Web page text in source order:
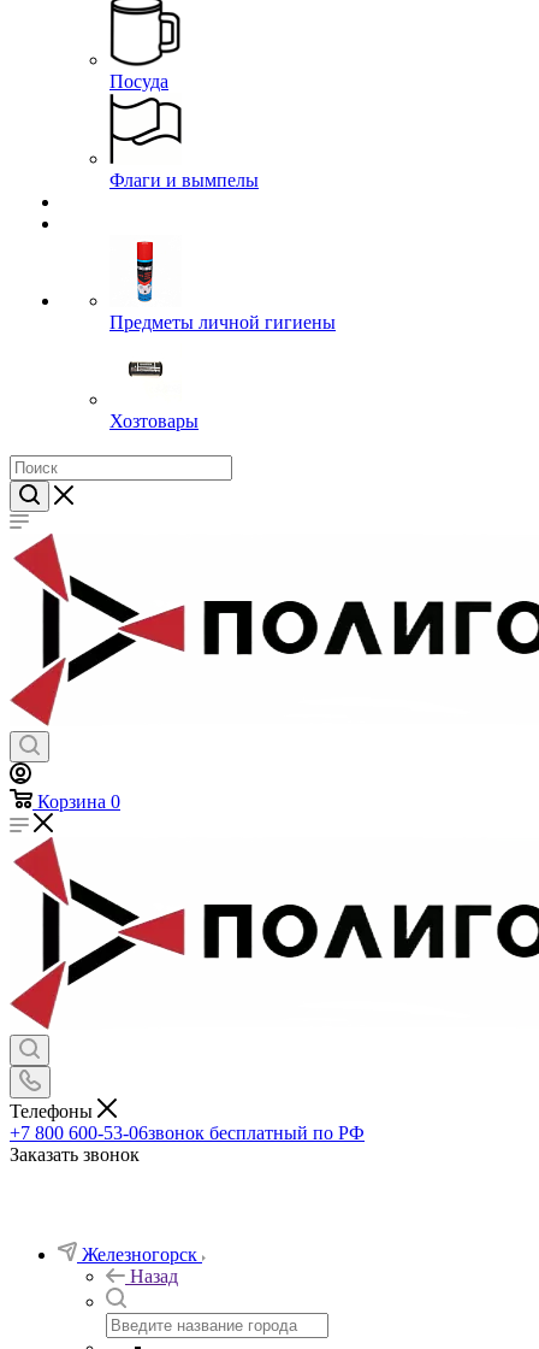
Посуда
Флаги и вымпелы
Предметы личной гигиены
Хозтовары
Корзина 0
Телефоны
+7 800 600-53-06звонок бесплатный по РФ
Заказать звонок
Железногорск
Назад